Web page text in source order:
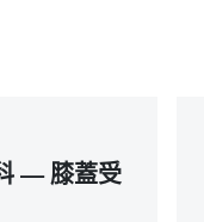
— 膝蓋受